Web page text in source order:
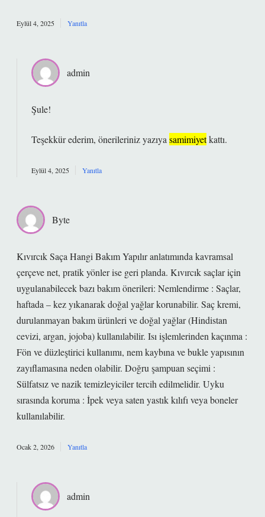
Eylül 4, 2025 Yanıtla
admin
Şule!
Teşekkür ederim, önerileriniz yazıya samimiyetkattı.
Eylül 4, 2025 Yanıtla
Byte
Kıvırcık Saça Hangi Bakım Yapılır anlatımında kavramsal
çerçeve net, pratik yönler ise geri planda. Kıvırcık saçlar için
uygulanabilecek bazı bakım önerileri: Nemlendirme : Saçlar,
haftada – kez yıkanarak doğal yağlar korunabilir. Saç kremi,
durulanmayan bakım ürünleri ve doğal yağlar (Hindistan
cevizi, argan, jojoba) kullanılabilir. Isı işlemlerinden kaçınma :
Fön ve düzleştirici kullanımı, nem kaybına ve bukle yapısının
zayıflamasına neden olabilir. Doğru şampuan seçimi :
Sülfatsız ve nazik temizleyiciler tercih edilmelidir. Uyku
sırasında koruma : İpek veya saten yastık kılıfı veya boneler
kullanılabilir.
Ocak 2, 2026 Yanıtla
admin